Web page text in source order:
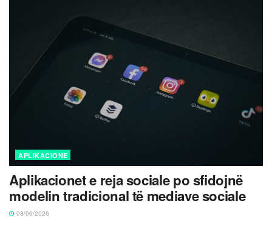
APLIKACIONE
Aplikacionet e reja sociale po sfidojnë
modelin tradicional të mediave sociale
08/06/2026